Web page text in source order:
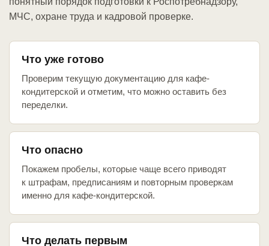
МЧС, охране труда и кадровой проверке.
Что уже готово
Проверим текущую документацию для кафе-
кондитерской и отметим, что можно оставить без
переделки.
Что опасно
Покажем пробелы, которые чаще всего приводят
к штрафам, предписаниям и повторным проверкам
именно для кафе-кондитерской.
Что делать первым